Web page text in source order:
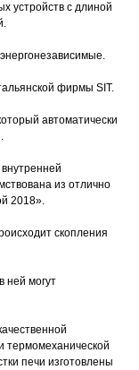
устройств с длиной
фирмы SIT.
автоматически
из отлично
2018».
скопления
ней могут
термомеханической
печи изготовлены